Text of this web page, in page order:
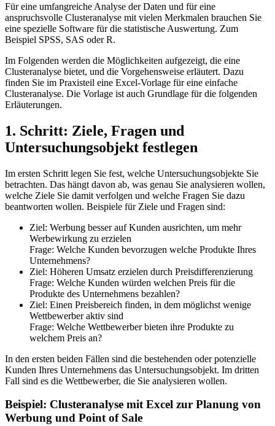
Für eine umfangreiche Analyse der Daten und für eine
anspruchsvolle Clusteranalyse mit vielen Merkmalen brauchen Sie
eine spezielle Software für die statistische Auswertung. Zum
Beispiel SPSS, SAS oder R.
Im Folgenden werden die Möglichkeiten aufgezeigt, die eine
Clusteranalyse bietet, und die Vorgehensweise erläutert. Dazu
finden Sie im Praxisteil eine Excel-Vorlage für eine einfache
Clusteranalyse. Die Vorlage ist auch Grundlage für die folgenden
Erläuterungen.
1. Schritt: Ziele, Fragen und
Untersuchungsobjekt festlegen
Im ersten Schritt legen Sie fest, welche Untersuchungsobjekte Sie
betrachten. Das hängt davon ab, was genau Sie analysieren wollen,
welche Ziele Sie damit verfolgen und welche Fragen Sie dazu
beantworten wollen. Beispiele für Ziele und Fragen sind:
Ziel: Werbung besser auf Kunden ausrichten, um mehr
Werbewirkung zu erzielen
Frage: Welche Kunden bevorzugen welche Produkte Ihres
Unternehmens?
Ziel: Höheren Umsatz erzielen durch Preisdifferenzierung
Frage: Welche Kunden würden welchen Preis für die
Produkte des Unternehmens bezahlen?
Ziel: Einen Preisbereich finden, in dem möglichst wenige
Wettbewerber aktiv sind
Frage: Welche Wettbewerber bieten ihre Produkte zu
welchem Preis an?
In den ersten beiden Fällen sind die bestehenden oder potenzielle
Kunden Ihres Unternehmens das Untersuchungsobjekt. Im dritten
Fall sind es die Wettbewerber, die Sie analysieren wollen.
Beispiel: Clusteranalyse mit Excel zur Planung von
Werbung und Point of Sale